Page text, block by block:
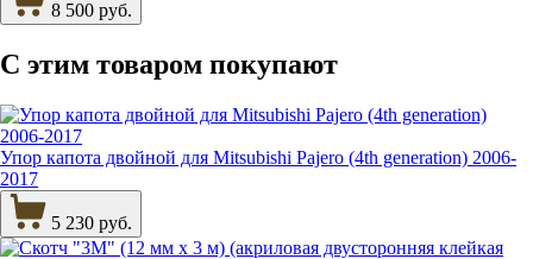
8 500 руб.
С этим товаром покупают
Упор капота двойной для Mitsubishi Pajero (4th generation) 2006-
2017
5 230 руб.